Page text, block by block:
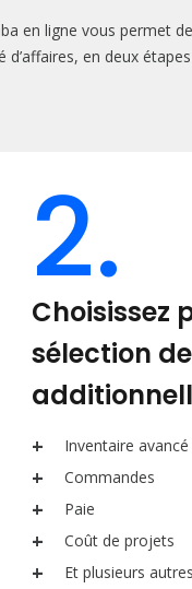
en ligne vous permet
en deux
2.
Choisissez
sélection
Inventaire avancé
Commandes
Paie
Coût de projets
Et plusieurs autres